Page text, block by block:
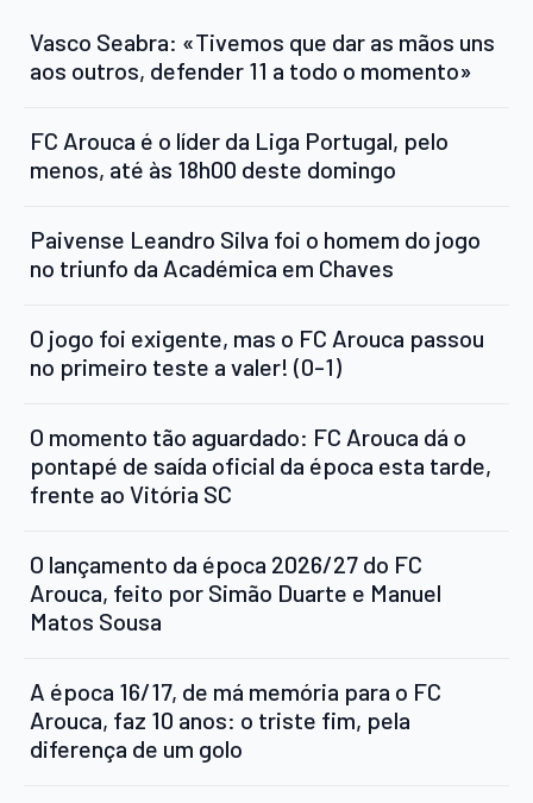
Vasco Seabra: «Tivemos que dar as mãos uns
aos outros, defender 11 a todo o momento»
FC Arouca é o líder da Liga Portugal, pelo
menos, até às 18h00 deste domingo
Paivense Leandro Silva foi o homem do jogo
no triunfo da Académica em Chaves
O jogo foi exigente, mas o FC Arouca passou
no primeiro teste a valer! (0-1)
O momento tão aguardado: FC Arouca dá o
pontapé de saída oficial da época esta tarde,
frente ao Vitória SC
O lançamento da época 2026/27 do FC
Arouca, feito por Simão Duarte e Manuel
Matos Sousa
A época 16/17, de má memória para o FC
Arouca, faz 10 anos: o triste fim, pela
diferença de um golo